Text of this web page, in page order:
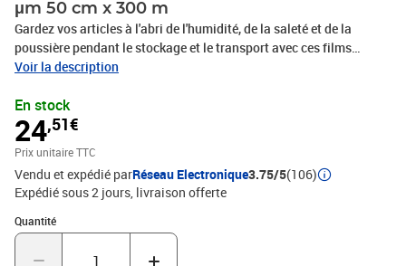
μm 50 cm x 300 m
Gardez vos articles à l'abri de l'humidité, de la saleté et de la
poussière pendant le stockage et le transport avec ces films
étirables durables ! Durable et résilient : fabriqué à partir d'un
résistance à la perforation et à la déchirure pour garantir des
performances durables.Hautement extensible : le film d'emballage
possède une grande élasticité qui lui permet de s'adapter
facilement aux formes irrégulières, garantissant un emballage
serré et fiable qui minimise les déplacements.Protection optimale
: le film d'emballage offre une enveloppe solide et sécurisée qui
protège vos articles de la poussière, de la saleté et des dommages
pendant le stockage ou le transport.Visibilité claire : la conception
transparente permet une identification facile des articles emballés
Voir la description
En stock
24,51€
Prix unitaire TTC
Vendu et expédié parRéseau Electronique3.75/5(106)
Expédié sous 2 jours livraison offerte
Quantité
Quantité : 1